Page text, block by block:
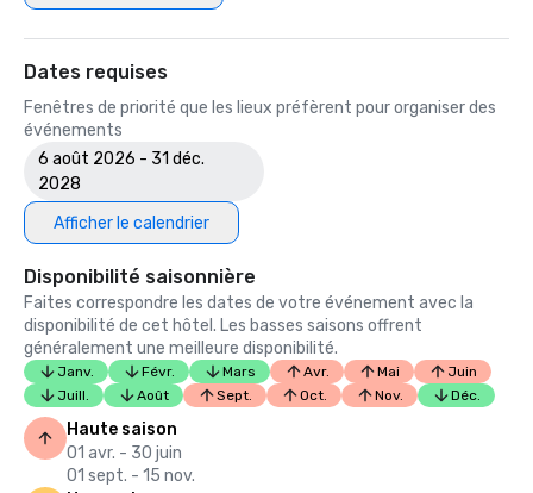
Dates requises
Fenêtres de priorité que les lieux préfèrent pour organiser des
événements
6 août 2026 - 31 déc.
2028
Afficher le calendrier
Disponibilité saisonnière
Faites correspondre les dates de votre événement avec la
disponibilité de cet hôtel. Les basses saisons offrent
généralement une meilleure disponibilité.
Janv. Févr. Mars Avr. Mai
Juin
Juill.
Août Sept. Oct. Nov. Déc.
Haute saison
01 avr. - 30 juin
01 sept. - 15 nov.